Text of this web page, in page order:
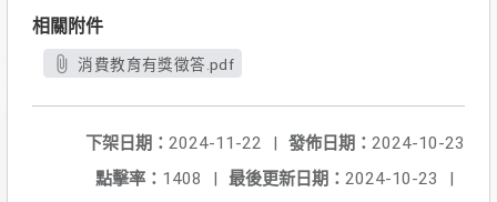
相關附件
消費教育有獎徵答.pdf
發佈日期： 2024-10-23
下架日期： 2024-11-22
|
最後更新日期： 2024-10-23 |
點擊率： 1408 |